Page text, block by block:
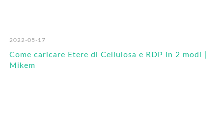
2022-05-17
Come caricare Etere di Cellulosa e RDP in 2 modi |
Mikem